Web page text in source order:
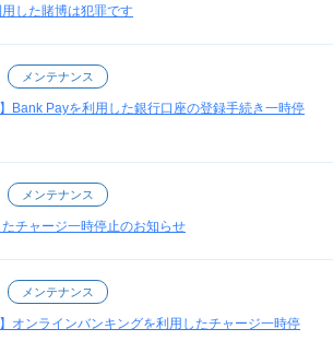
した賭博は犯罪です
メンテナンス
Bank Payを利用した銀行口座の登録手続き一時停
メンテナンス
チャージ一時停止のお知らせ
メンテナンス
オンラインバンキングを利用したチャージ一時停